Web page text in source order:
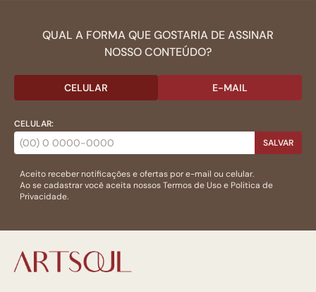
QUAL A FORMA QUE GOSTARIA DE ASSINAR
NOSSO CONTEÚDO?
CELULAR E-MAIL
CELULAR:
SALVAR
Aceito receber notificações e ofertas por e-mail ou celular.
Ao se cadastrar você aceita nossosTermos de Usoe Politica de
Privacidade.